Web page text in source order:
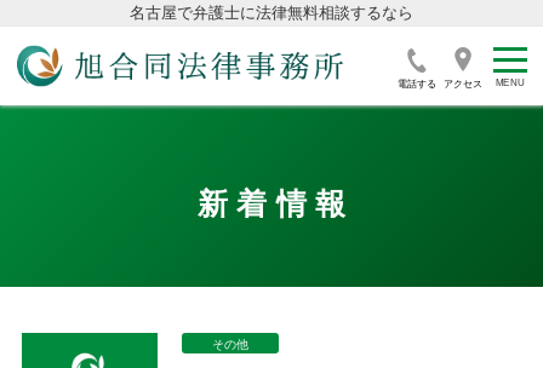
名古屋で弁護士に法律無料相談するなら
電話する アクセス
新着情報
その他